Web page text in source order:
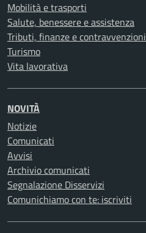
Mobilità e trasporti
Salute, benessere e assistenza
Tributi, finanze e contravvenzioni
Turismo
Vita lavorativa
NOVITÀ
Notizie
Comunicati
Avvisi
Archivio comunicati
Segnalazione Disservizi
Comunichiamo con te: iscriviti